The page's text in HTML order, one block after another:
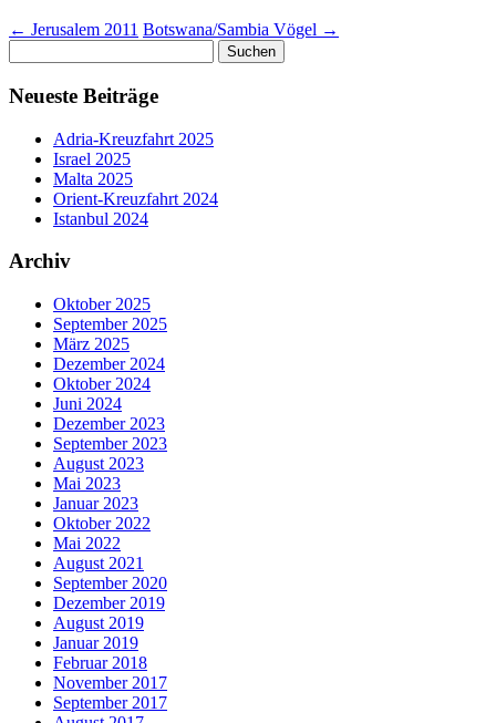
← Jerusalem 2011 Botswana/Sambia Vögel →
nach:
Neueste Beiträge
Adria-Kreuzfahrt 2025
Israel 2025
Malta 2025
Orient-Kreuzfahrt 2024
Istanbul 2024
Archiv
Oktober 2025
September 2025
März 2025
Dezember 2024
Oktober 2024
Juni 2024
Dezember 2023
September 2023
August 2023
Mai 2023
Januar 2023
Oktober 2022
Mai 2022
August 2021
September 2020
Dezember 2019
August 2019
Januar 2019
Februar 2018
November 2017
September 2017